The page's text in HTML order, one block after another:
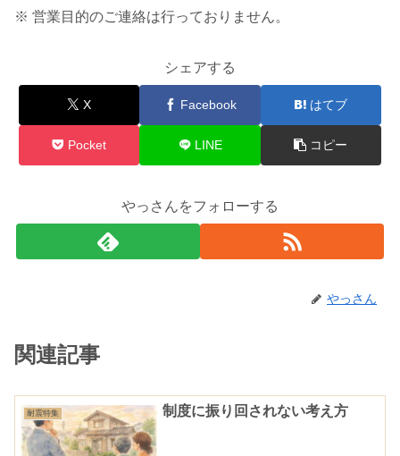
※ 営業目的のご連絡は行っておりません。
シェアする
X Facebook はてブ
Pocket LINE コピー
やっさんをフォローする
やっさん
関連記事
耐震特集 制度に振り回されない考え方